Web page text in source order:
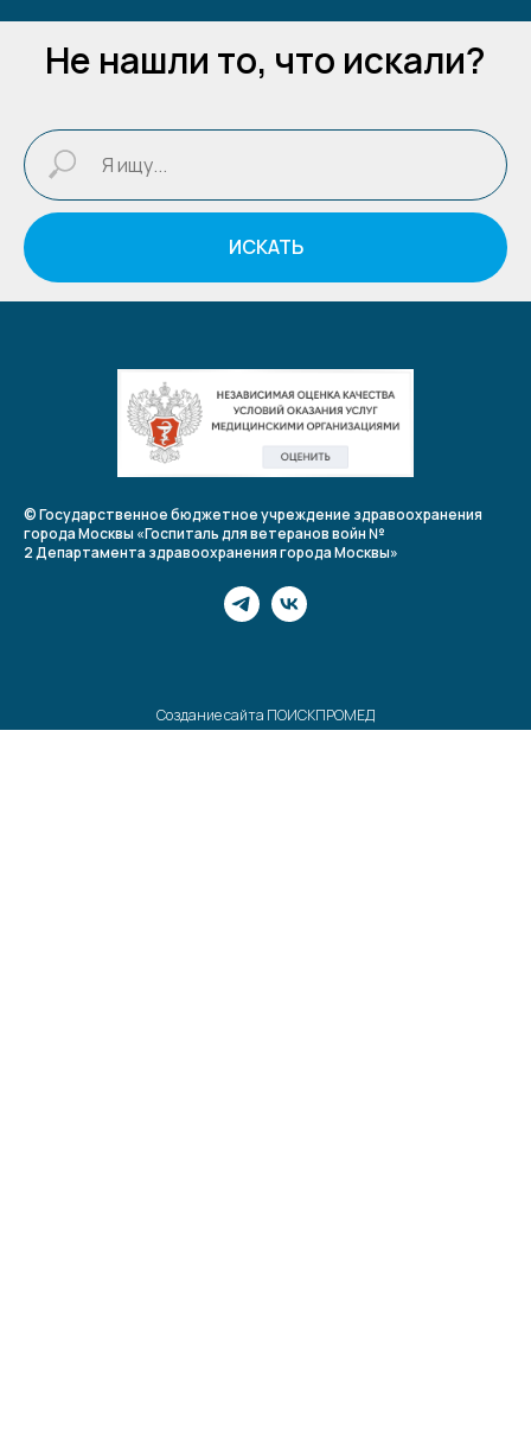
Не нашли то, что искали?
ИСКАТЬ
© Государственное бюджетное учреждение здравоохранения
города Москвы «Госпиталь для ветеранов войн №
2 Департамента здравоохранения города Москвы»
Создание сайта ПОИСКПРОМЕД